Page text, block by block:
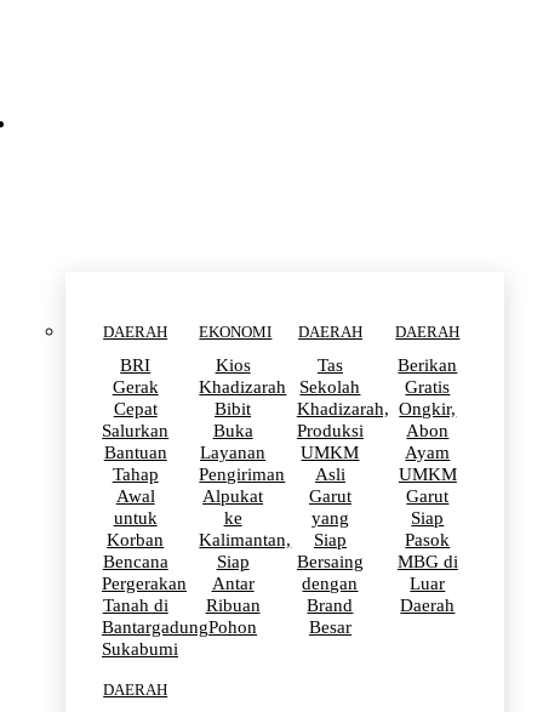
DAERAH
BRI
Gerak
Cepat
Salurkan
Bantuan
Tahap
Awal
untuk
Korban
Bencana
Pergerakan
Tanah di
Bantargadung
Sukabumi
EKONOMI
Kios
Khadizarah
Bibit
Buka
Layanan
Pengiriman
Alpukat
ke
Kalimantan,
Siap
Antar
Ribuan
Pohon
DAERAH
Tas
Sekolah
Khadizarah,
Produksi
UMKM
Asli
Garut
yang
Siap
Bersaing
dengan
Brand
Besar
DAERAH
Berikan
Gratis
Ongkir,
Abon
Ayam
UMKM
Garut
Siap
Pasok
MBG di
Luar
Daerah
DAERAH